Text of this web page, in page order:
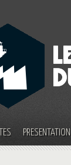
PRÉSENTATION